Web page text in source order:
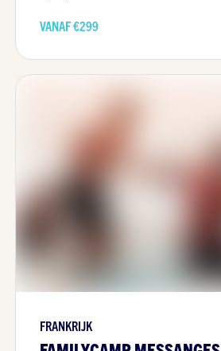
VANAF €299
FRANKRIJK